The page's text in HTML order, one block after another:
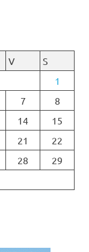
V
S
1
7
8
14
15
21
22
28
29